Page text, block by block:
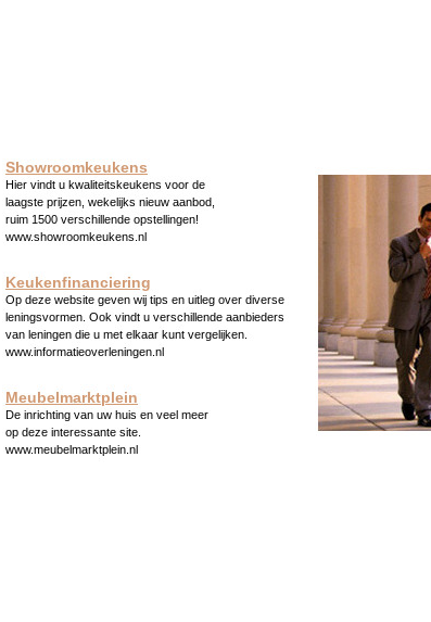
Showroomkeukens
Hier vindt u kwaliteitskeukens voor de
laagste prijzen, wekelijks nieuw aanbod,
ruim 1500 verschillende opstellingen!
www.showroomkeukens.nl
Keukenfinanciering
Op deze website geven wij tips en uitleg over diverse
leningsvormen. Ook vindt u verschillende aanbieders
van leningen die u met elkaar kunt vergelijken.
www.informatieoverleningen.nl
Meubelmarktplein
De inrichting van uw huis en veel meer
op deze interessante site.
www.meubelmarktplein.nl